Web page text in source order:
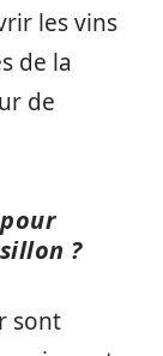
les vins
de la
de
?
sont